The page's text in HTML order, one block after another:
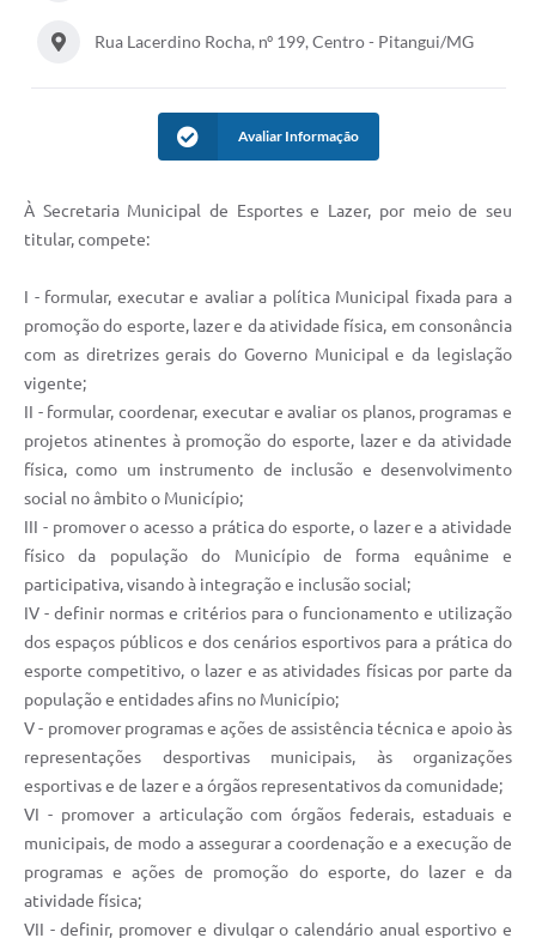
Carta de Serviços
Galeria de Vídeos
Projetos
Legislação
Editais
Serviços Online
Telefones Úteis
Transparência
A Prefeitura
Jornal
Agenda
Diário Oficial
Contato
Rua Lacerdino Rocha, nº 199, Centro - Pitangui/MG
Avaliar Informação
À Secretaria Municipal de Esportes e Lazer, por meio de seu
titular, compete:
I - formular, executar e avaliar a política Municipal fixada para a
promoção do esporte, lazer e da atividade física, em consonância
com as diretrizes gerais do Governo Municipal e da legislação
vigente;
II - formular, coordenar, executar e avaliar os planos, programas e
projetos atinentes à promoção do esporte, lazer e da atividade
física, como um instrumento de inclusão e desenvolvimento
social no âmbito o Município;
III - promover o acesso a prática do esporte, o lazer e a atividade
físico da população do Município de forma equânime e
participativa, visando à integração e inclusão social;
IV - definir normas e critérios para o funcionamento e utilização
dos espaços públicos e dos cenários esportivos para a prática do
esporte competitivo, o lazer e as atividades físicas por parte da
população e entidades afins no Município;
V - promover programas e ações de assistência técnica e apoio às
representações desportivas municipais, às organizações
esportivas e de lazer e a órgãos representativos da comunidade;
VI - promover a articulação com órgãos federais, estaduais e
municipais, de modo a assegurar a coordenação e a execução de
programas e ações de promoção do esporte, do lazer e da
atividade física;
VII - definir, promover e divulgar o calendário anual esportivo e